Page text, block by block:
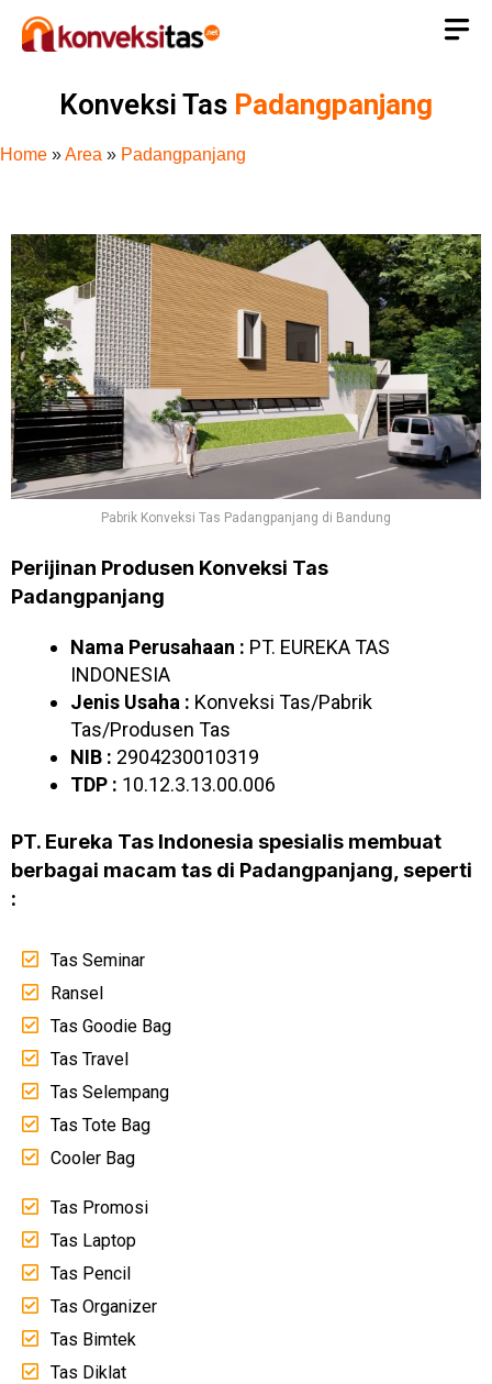
Konveksi Tas Padangpanjang
Home »Area » Padangpanjang
Pabrik Konveksi Tas Padangpanjang di Bandung
Perijinan Produsen Konveksi Tas
Padangpanjang
Nama Perusahaan : PT. EUREKA TAS
INDONESIA
Jenis Usaha : Konveksi Tas/Pabrik
Tas/Produsen Tas
NIB : 2904230010319
TDP : 10.12.3.13.00.006
PT. Eureka Tas Indonesia spesialis membuat
berbagai macam tas di Padangpanjang, seperti
:
Tas Seminar
Ransel
Tas Goodie Bag
Tas Travel
Tas Selempang
Tas Tote Bag
Cooler Bag
Tas Promosi
Tas Laptop
Tas Pencil
Tas Organizer
Tas Bimtek
Tas Diklat